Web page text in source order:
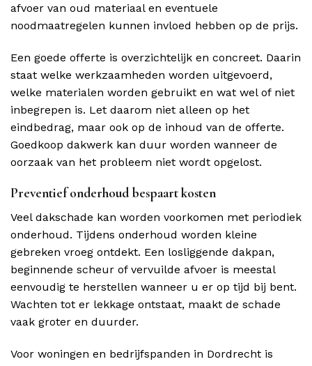
afvoer van oud materiaal en eventuele
noodmaatregelen kunnen invloed hebben op de prijs.
Een goede offerte is overzichtelijk en concreet. Daarin
staat welke werkzaamheden worden uitgevoerd,
welke materialen worden gebruikt en wat wel of niet
inbegrepen is. Let daarom niet alleen op het
eindbedrag, maar ook op de inhoud van de offerte.
Goedkoop dakwerk kan duur worden wanneer de
oorzaak van het probleem niet wordt opgelost.
Preventief onderhoud bespaart kosten
Veel dakschade kan worden voorkomen met periodiek
onderhoud. Tijdens onderhoud worden kleine
gebreken vroeg ontdekt. Een losliggende dakpan,
beginnende scheur of vervuilde afvoer is meestal
eenvoudig te herstellen wanneer u er op tijd bij bent.
Wachten tot er lekkage ontstaat, maakt de schade
vaak groter en duurder.
Voor woningen en bedrijfspanden in Dordrecht is